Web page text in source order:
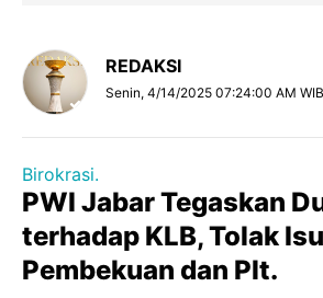
REDAKSI
Senin, 4/14/2025 07:24:00 AM WIB
Birokrasi.
PWI Jabar Tegaskan
terhadap KLB, Tolak Isu
Pembekuan dan Plt.